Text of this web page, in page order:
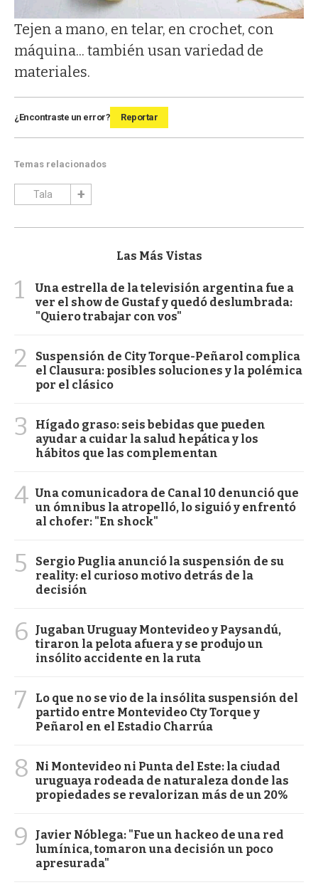
Tejen a mano, en telar, en crochet, con
máquina... también usan variedad de
materiales.
¿Encontraste un error? Reportar
Temas relacionados
Tala
Las Más Vistas
1
Una estrella de la televisión argentina fue a
ver el show de Gustaf y quedó deslumbrada:
"Quiero trabajar con vos"
2
Suspensión de City Torque-Peñarol complica
el Clausura: posibles soluciones y la polémica
por el clásico
3
Hígado graso: seis bebidas que pueden
ayudar a cuidar la salud hepática y los
hábitos que las complementan
4 Una comunicadora de Canal 10 denunció que
un ómnibus la atropelló, lo siguió y enfrentó
al chofer: "En shock"
5
Sergio Puglia anunció la suspensión de su
reality: el curioso motivo detrás de la
decisión
6
Jugaban Uruguay Montevideo y Paysandú,
tiraron la pelota afuera y se produjo un
insólito accidente en la ruta
7
Lo que no se vio de la insólita suspensión del
partido entre Montevideo Cty Torque y
Peñarol en el Estadio Charrúa
8
Ni Montevideo ni Punta del Este: la ciudad
uruguaya rodeada de naturaleza donde las
propiedades se revalorizan más de un 20%
9
Javier Nóblega: "Fue un hackeo de una red
lumínica, tomaron una decisión un poco
apresurada"